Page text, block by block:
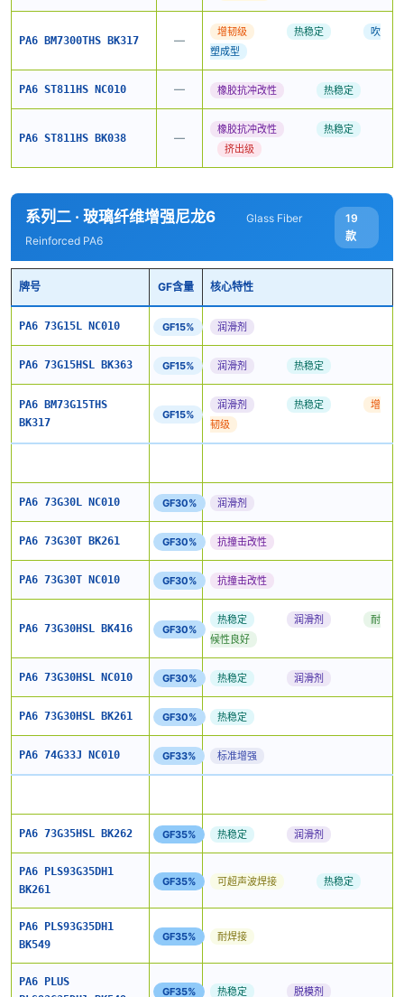
PA6 BM7300THS BK317 —
增韧级 热稳定
吹
塑成型
PA6 ST811HS NC010 — 橡胶抗冲改性 热稳定
PA6 ST811HS BK038 —
橡胶抗冲改性
热稳定
挤出级
系列二 · 玻璃纤维增强尼龙6
Glass Fiber
Reinforced PA6
19
款
牌号 GF含量 核心特性
PA6 73G15L NC010 GF15% 润滑剂
PA6 73G15HSL BK363 GF15% 润滑剂 热稳定
PA6 BM73G15THS
BK317
GF15%
润滑剂 热稳定
增
韧级
PA6 73G30L NC010 GF30% 润滑剂
PA6 73G30T BK261 GF30% 抗撞击改性
PA6 73G30T NC010 GF30% 抗撞击改性
PA6 73G30HSL BK416 GF30%
热稳定 润滑剂
耐
候性良好
PA6 73G30HSL NC010 GF30% 热稳定 润滑剂
PA6 73G30HSL BK261 GF30% 热稳定
PA6 74G33J NC010 GF33% 标准增强
PA6 73G35HSL BK262 GF35% 热稳定 润滑剂
PA6 PLS93G35DH1
BK261
GF35% 可超声波焊接 热稳定
PA6 PLS93G35DH1
BK549
GF35% 耐焊接
PA6 PLUS
GF35% 热稳定 脱模剂